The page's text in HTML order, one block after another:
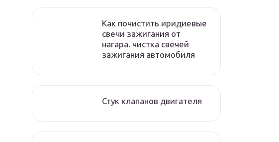
Как почистить иридиевые
свечи зажигания от
нагара. чистка свечей
зажигания автомобиля
Стук клапанов двигателя